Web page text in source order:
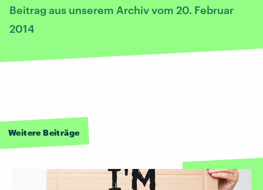
Beitrag aus unserem Archiv vom 20. Februar
2014
Weitere Beiträge